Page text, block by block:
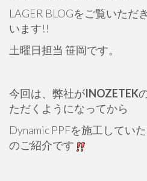
LAGER BLOGをご覧いただ
います!!
土曜日担当 笹岡です。
今回は、弊社がINOZETEK
ただくようになってから
Dynamic PPFを施工してい
のご紹介です